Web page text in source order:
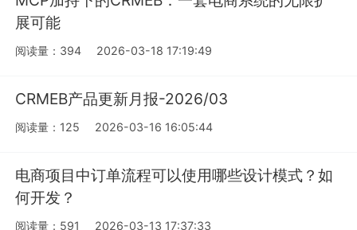
展可能
阅读量：394 2026-03-18 17:19:49
CRMEB产品更新月报-2026/03
阅读量：125 2026-03-16 16:05:44
电商项目中订单流程可以使用哪些设计模式？如
何开发？
阅读量：591 2026-03-13 17:37:33